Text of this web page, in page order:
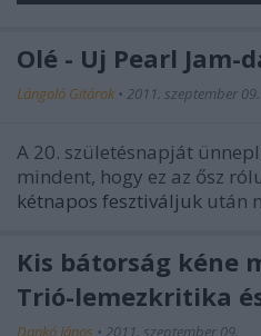
Olé - Új Pearl Jam-
Lángoló Gitárok • 2011. szeptember 09.
A 20. születésnapját
mindent, hogy ez az ősz
kétnapos fesztiváljuk után
Kis bátorság kéne
Trió-lemezkritika